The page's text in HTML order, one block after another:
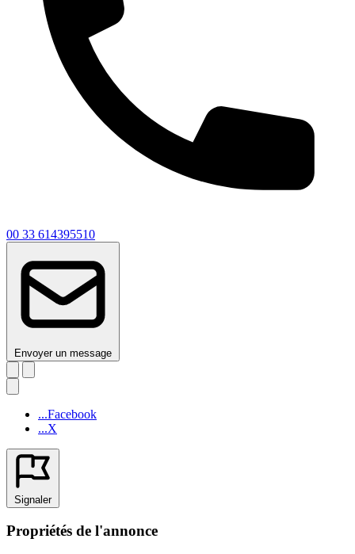
00 33 614395510
Envoyer un message
...Facebook
...X
Signaler
Propriétés de l'annonce